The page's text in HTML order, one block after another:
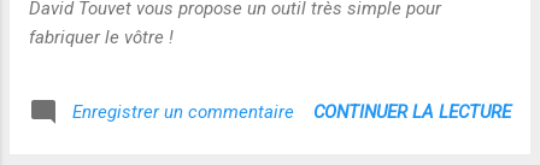
David Touvet vous propose un outil très simple pour
fabriquer le vôtre !
Enregistrer un commentaire CONTINUER LA LECTURE